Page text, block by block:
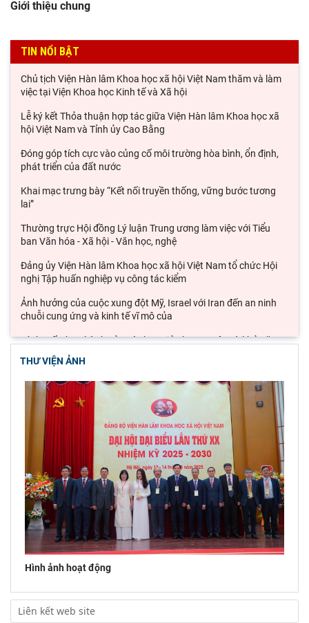
Giới thiệu chung
TIN NỔI BẬT
Chủ tịch Viện Hàn lâm Khoa học xã hội Việt Nam thăm và làm
việc tại Viện Khoa học Kinh tế và Xã hội
Lễ ký kết Thỏa thuận hợp tác giữa Viện Hàn lâm Khoa học xã
hội Việt Nam và Tỉnh ủy Cao Bằng
Đóng góp tích cực vào củng cố môi trường hòa bình, ổn định,
phát triển của đất nước
Khai mạc trưng bày “Kết nối truyền thống, vững bước tương
lai”
Thường trực Hội đồng Lý luận Trung ương làm việc với Tiểu
ban Văn hóa - Xã hội - Văn học, nghệ
Đảng ủy Viện Hàn lâm Khoa học xã hội Việt Nam tổ chức Hội
nghị Tập huấn nghiệp vụ công tác kiểm
Ảnh hưởng của cuộc xung đột Mỹ, Israel với Iran đến an ninh
chuỗi cung ứng và kinh tế vĩ mô của
Lý thuyết thực hành của các học giả phương Tây và khả năng
ứng dụng vào phát triển du lịch cộng
thực tế tại thành phố Hồ Chí Minh
Hội thảo khoa học quốc gia “Danh nhân văn hóa Lê Quý Đôn -
Di sản và giá trị thời đại”
THƯ VIỆN ẢNH
Hình ảnh hoạt động